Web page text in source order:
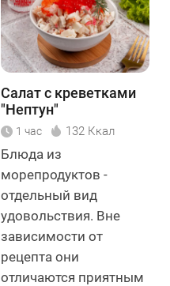
Салат с креветками
"Нептун"
1 час 132 Ккал
Блюда из
морепродуктов -
отдельный вид
удовольствия. Вне
зависимости от
рецепта они
отличаются приятным